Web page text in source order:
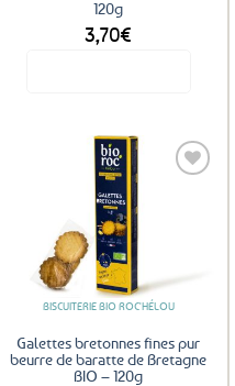
120g
3,70€
BISCUITERIE BIO ROC'HÉLOU
Galettes bretonnes fines pur
beurre de baratte de Bretagne
BIO – 120g